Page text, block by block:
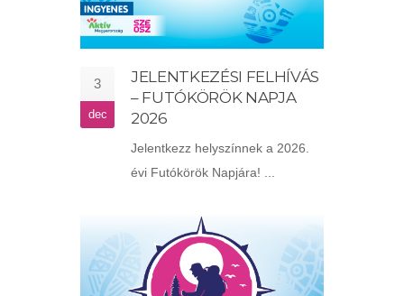
3
dec
JELENTKEZÉSI FELHÍVÁS
– FUTÓKÖRÖK NAPJA
2026
Jelentkezz helyszínnek a 2026.
évi Futókörök Napjára! ...